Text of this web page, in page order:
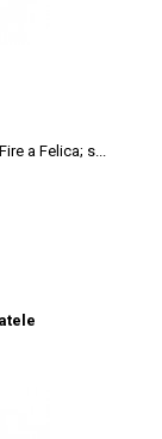
a Felica; s...